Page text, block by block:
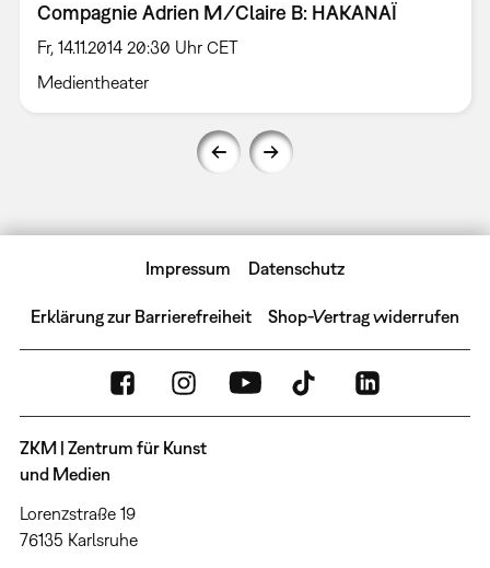
Compagnie Adrien M/Claire B: HAKANAÏ
Fr, 14.11.2014 20:30 Uhr CET
Medientheater
Impressum Datenschutz
Erklärung zur Barrierefreiheit Shop-Vertrag widerrufen
ZKM | Zentrum für Kunst
und Medien
Lorenzstraße 19
76135 Karlsruhe